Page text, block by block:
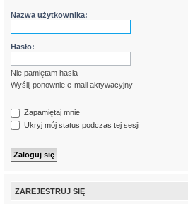
Nazwa użytkownika:
Hasło:
Nie pamiętam hasła
Wyślij ponownie e-mail aktywacyjny
Zapamiętaj mnie
Ukryj mój status podczas tej sesji
ZAREJESTRUJ SIĘ